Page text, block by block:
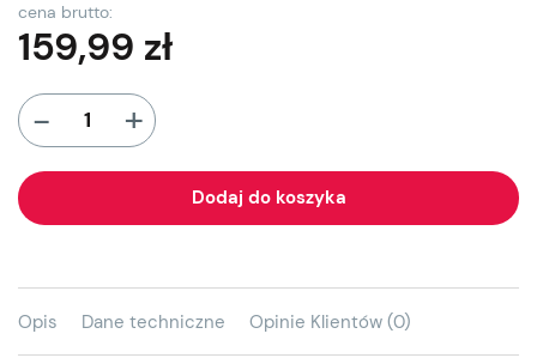
cena brutto:
159,99 zł
- +
Dodaj do koszyka
Opis Dane techniczne Opinie Klientów (0)